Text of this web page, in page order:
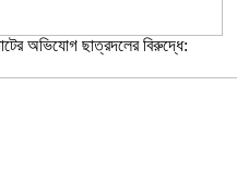
অভিযোগ ছাত্রদলের বিরুদ্ধে: